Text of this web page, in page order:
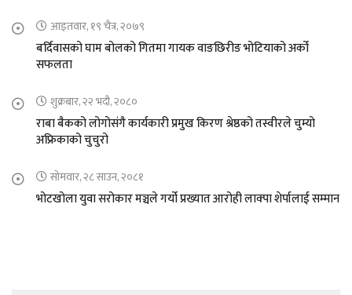
आइतवार, १९ चैत्र, २०७९
बर्दिवासको घाम बोलको गितमा गायक वाङछिरीङ भोटियाको अर्को
सफलता
शुक्रबार, २२ भदौ, २०८०
राबा बैकको लोगोसंगै कार्यकारी प्रमुख किरण श्रेष्ठको तस्वीरले चुम्यो
अफ्रिकाको चुचुरो
सोमवार, २८ साउन, २०८१
भोटखोला युवा सरोकार मञ्चले गर्यो प्रख्यात आरोही लाक्पा शेर्पालाई सम्मान